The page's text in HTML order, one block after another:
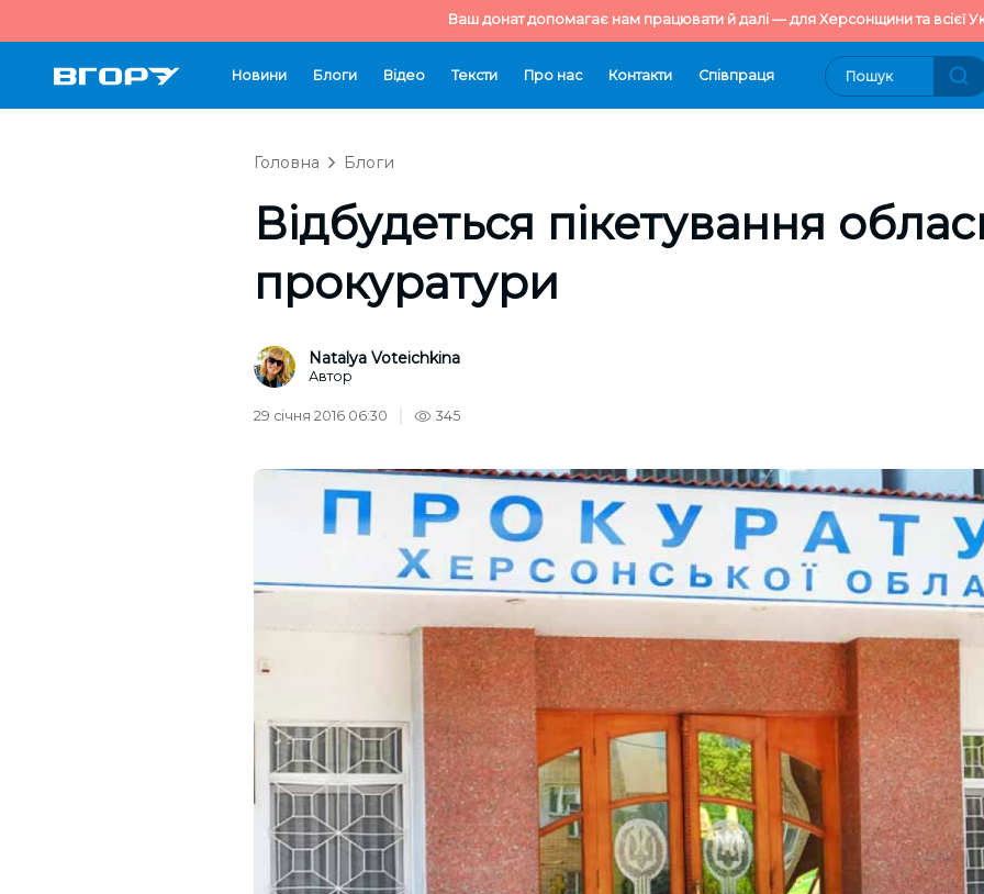
Ваш донат допомагає нам працювати й далі — для Херсонщини та всієї
Новини Блоги Відео Тексти Про нас Контакти Cпівпраця
Головна Блоги
Відбудеться пікетування
прокуратури
Natalya Voteichkina
Автор
29 січня 2016 06:30 345